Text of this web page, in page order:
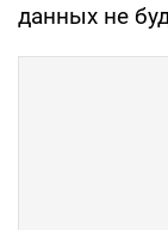
данных не